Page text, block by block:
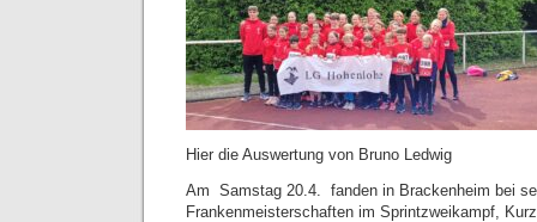
Hier die Auswertung von Bruno Ledwig
Am Samstag 20.4. fanden in Brackenheim bei
Frankenmeisterschaften im Sprintzweikampf,